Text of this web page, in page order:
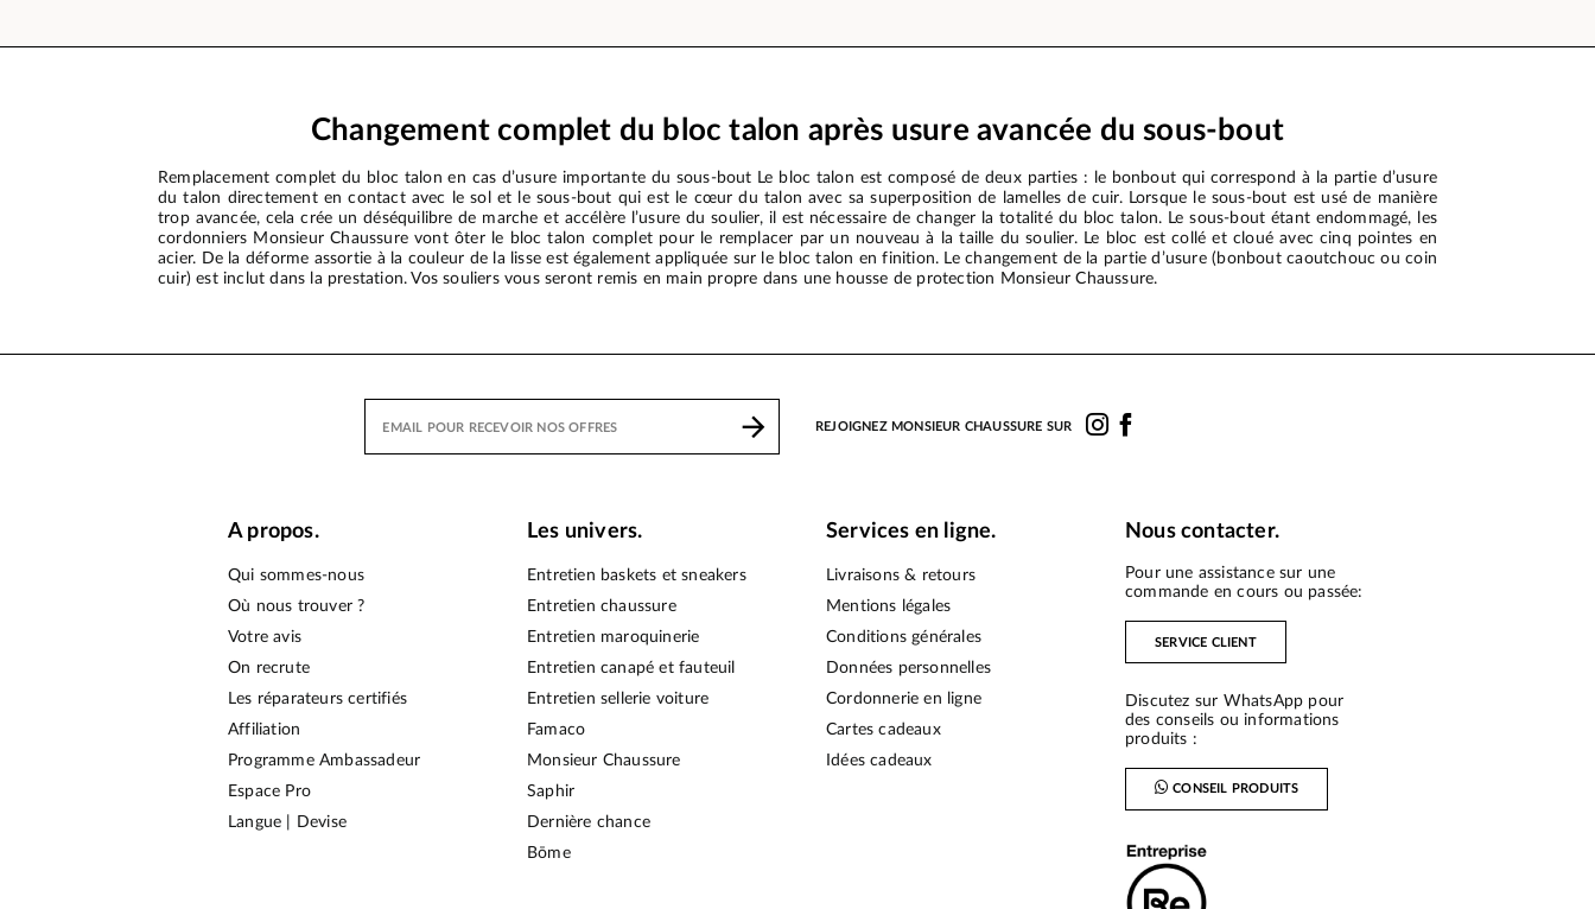
Changement complet du bloc talon après usure avancée du sous-bout
Remplacement complet du bloc talon en cas d’usure importante du sous-bout Le bloc talon est composé de deux parties : le bonbout qui correspond à la partie d’usure
du talon directement en contact avec le sol et le sous-bout qui est le cœur du talon avec sa superposition de lamelles de cuir. Lorsque le sous-bout est usé de manière
trop avancée, cela crée un déséquilibre de marche et accélère l’usure du soulier, il est nécessaire de changer la totalité du bloc talon. Le sous-bout étant endommagé, les
cordonniers Monsieur Chaussure vont ôter le bloc talon complet pour le remplacer par un nouveau à la taille du soulier. Le bloc est collé et cloué avec cinq pointes en
acier. De la déforme assortie à la couleur de la lisse est également appliquée sur le bloc talon en finition. Le changement de la partie d’usure (bonbout caoutchouc ou coin
cuir) est inclut dans la prestation. Vos souliers vous seront remis en main propre dans une housse de protection Monsieur Chaussure.
REJOIGNEZ MONSIEUR CHAUSSURE SUR
A propos.
Qui sommes-nous
Où nous trouver ?
Votre avis
On recrute
Les réparateurs certifiés
Affiliation
Programme Ambassadeur
Espace Pro
Langue | Devise
Les univers.
Entretien baskets et sneakers
Entretien chaussure
Entretien maroquinerie
Entretien canapé et fauteuil
Entretien sellerie voiture
Famaco
Monsieur Chaussure
Saphir
Dernière chance
Bōme
Services en ligne.
Livraisons & retours
Mentions légales
Conditions générales
Données personnelles
Cordonnerie en ligne
Cartes cadeaux
Idées cadeaux
Nous contacter.
Pour une assistance sur une
commande en cours ou passée:
SERVICE CLIENT
Discutez sur WhatsApp pour
des conseils ou informations
produits :
CONSEIL PRODUITS